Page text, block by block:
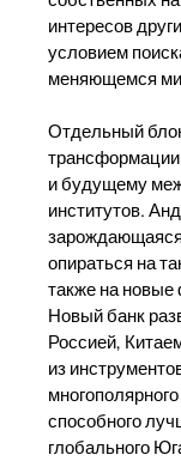
интересов
условием
меняющемся
Отдельный
трансформации
и будущему
институтов.
опираться на
также на
Новый банк
Россией,
из
способного
глобального